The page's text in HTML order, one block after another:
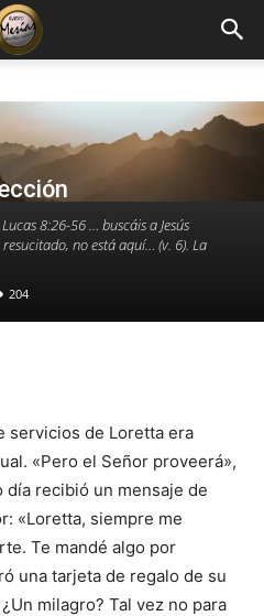
8:26-56 … buscáis a Jesús
no está aquí… (v. 6). La
204
servicios de Loretta era
«Pero el Señor proveerá»,
día recibió un mensaje de
«Loretta, siempre me
Te mandé algo por
una tarjeta de regalo de su
milagro? Tal vez no para